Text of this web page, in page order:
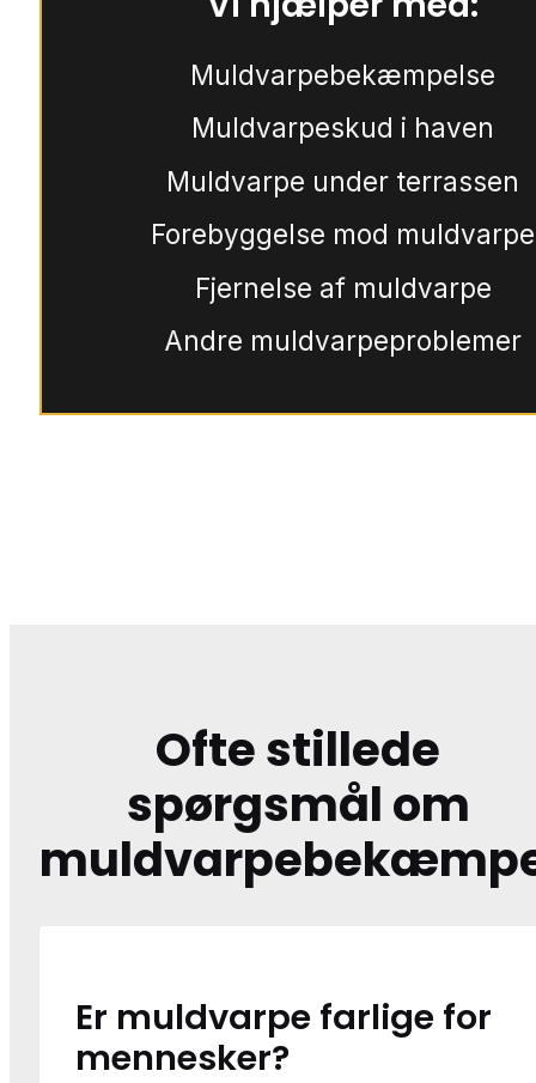
Muldvarpebekæmpelse
Muldvarpeskud i haven
Muldvarpe under terrassen
Forebyggelse mod muldvarpe
Fjernelse af muldvarpe
Andre muldvarpeproblemer
Ofte stillede
spørgsmål om
Er muldvarpe farlige for
mennesker?